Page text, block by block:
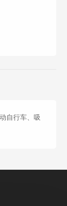
自行车、吸